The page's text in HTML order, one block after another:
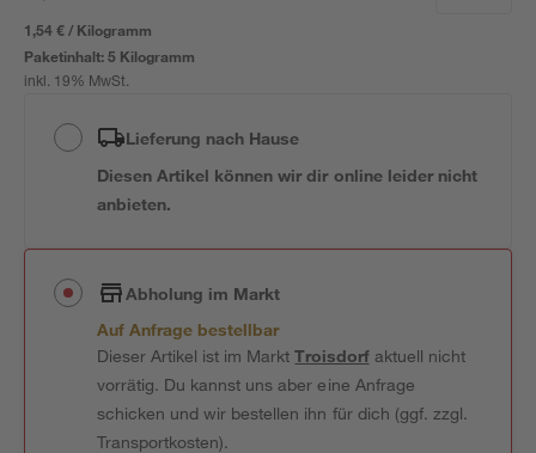
1,54 € / Kilogramm
Paketinhalt:5 Kilogramm
inkl. 19% MwSt.
Lieferung nach Hause
Diesen Artikel können wir dir online leider nicht
anbieten.
Abholung im Markt
Auf Anfrage bestellbar
Dieser Artikel ist im MarktTroisdorfaktuell nicht
vorrätig. Du kannst uns aber eine Anfrage
schicken und wir bestellen ihn für dich (ggf. zzgl.
Transportkosten).